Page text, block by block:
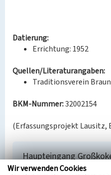
Datierung:
Errichtung: 1952
Quellen/Literaturangaben:
Traditionsverein
BKM-Nummer:32002154
(Erfassungsprojekt Lausitz,
Haupteingang
Schlagwörter
Wir verwenden Cookies